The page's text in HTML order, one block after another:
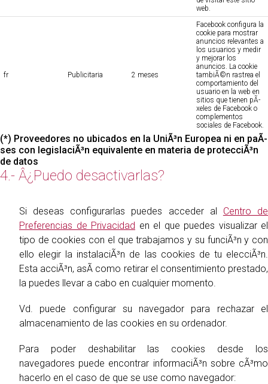
web.
fr Publicitaria 2 meses
Facebook configura la
cookie para mostrar
anuncios relevantes a
los usuarios y medir
y mejorar los
anuncios. La cookie
tambiÃ©n rastrea el
comportamiento del
usuario en la web en
sitios que tienen pÃ­
xeles de Facebook o
complementos
sociales de Facebook.
(*) Proveedores no ubicados en la UniÃ³n Europea ni en paÃ­
ses con legislaciÃ³n equivalente en materia de protecciÃ³n
de datos
4.- Â¿Puedo desactivarlas?
Si deseas configurarlas puedes acceder al Centro de
Preferencias de Privacidad en el que puedes visualizar el
tipo de cookies con el que trabajamos y su funciÃ³n y con
ello elegir la instalaciÃ³n de las cookies de tu elecciÃ³n.
Esta acciÃ³n, asÃ­ como retirar el consentimiento prestado,
la puedes llevar a cabo en cualquier momento.
Vd. puede configurar su navegador para rechazar el
almacenamiento de las cookies en su ordenador.
Para poder deshabilitar las cookies desde los
navegadores puede encontrar informaciÃ³n sobre cÃ³mo
hacerlo en el caso de que se use como navegador: